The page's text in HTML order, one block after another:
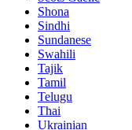
Shona
Sindhi
Sundanese
Swahili
Tajik
Tamil
Telugu
Thai
Ukrainian